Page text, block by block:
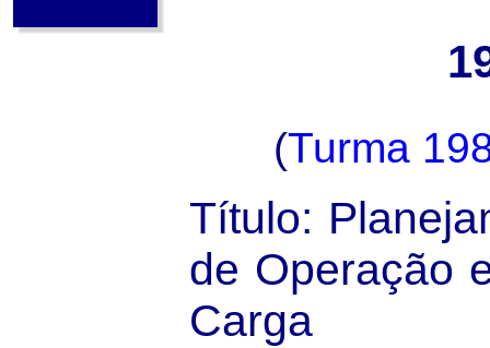
(Turma
Título:
de Operação
Carga